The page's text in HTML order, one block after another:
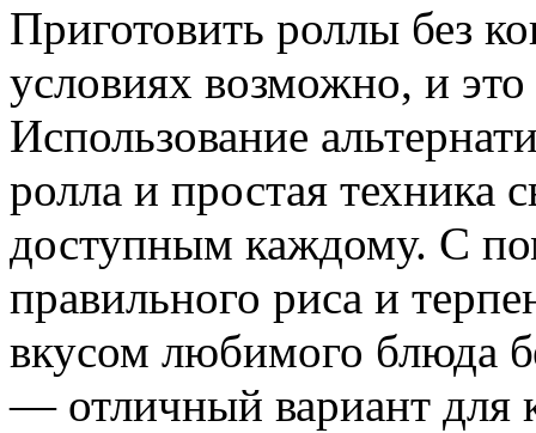
Приготовить роллы без
условиях возможно, и
Использование
ролла и простая техника
доступным каждому. С
правильного риса и
вкусом любимого блюда
— отличный вариант для